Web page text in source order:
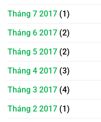
Tháng 7 2017 (1)
Tháng 6 2017 (2)
Tháng 5 2017 (2)
Tháng 4 2017 (3)
Tháng 3 2017 (4)
Tháng 2 2017 (1)